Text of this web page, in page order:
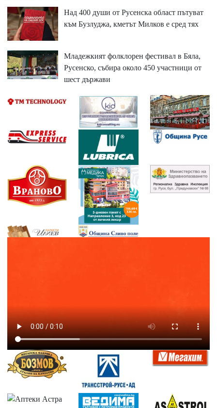
Над 400 души от Русенска област пътуват
към Бузлуджа, кметът Милков е сред тях
Младежкият фолклорен фестивал в Бяла,
Русенско, събира около 450 участници от
шест държави